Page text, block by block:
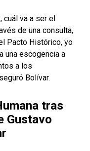
cuál va a ser el
de una consulta,
Pacto Histórico, yo
una escogencia a
a los
Bolívar.
tras
Gustavo